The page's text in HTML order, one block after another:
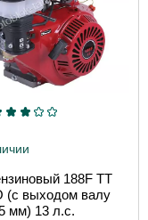
188F TT
(с выходом валу
мм) 13 л.с.